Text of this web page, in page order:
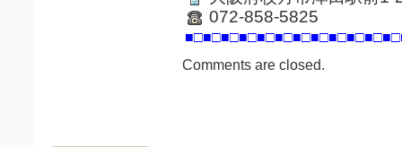
072-858-5825
Comments are closed.